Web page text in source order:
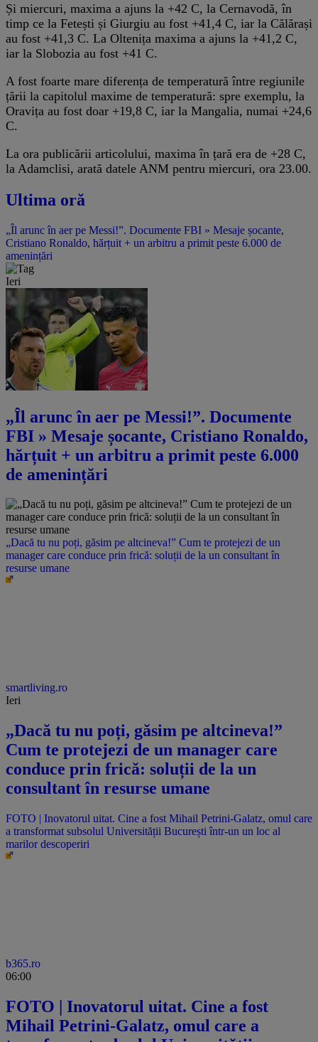
Și miercuri, maxima a ajuns la +42 C, la Cernavodă, în
timp ce la Fetești și Giurgiu au fost +41,4 C, iar la Călărași
au fost +41,3 C. La Oltenița maxima a ajuns la +41,2 C,
iar la Slobozia au fost +41 C.
A fost foarte mare diferența de temperatură între regiunile
țării la capitolul maxime de temperatură: spre exemplu, la
Oravița au fost doar +19,8 C, iar la Mangalia, numai +24,6
C.
La ora publicării articolului, maxima în țară era de +28 C,
la Adamclisi, arată datele ANM pentru miercuri, ora 23.00.
Ultima oră
„Îl arunc în aer pe Messi!”. Documente FBI » Mesaje șocante,
Cristiano Ronaldo, hărțuit + un arbitru a primit peste 6.000 de
amenințări
Ieri
„Îl arunc în aer pe Messi!”. Documente
FBI » Mesaje șocante, Cristiano Ronaldo,
hărțuit + un arbitru a primit peste 6.000
de amenințări
„Dacă tu nu poți, găsim pe altcineva!” Cum te protejezi de un
manager care conduce prin frică: soluții de la un consultant în
resurse umane
smartliving.ro
Ieri
„Dacă tu nu poți, găsim pe altcineva!”
Cum te protejezi de un manager care
conduce prin frică: soluții de la un
consultant în resurse umane
FOTO | Inovatorul uitat. Cine a fost Mihail Petrini-Galatz, omul care
a transformat subsolul Universității București într-un un loc al
marilor descoperiri
b365.ro
06:00
FOTO | Inovatorul uitat. Cine a fost
Mihail Petrini-Galatz, omul care a